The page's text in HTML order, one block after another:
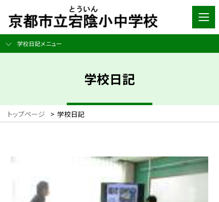
学校日記メニュー
学校日記
トップページ > 学校日記